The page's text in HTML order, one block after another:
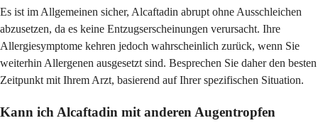
Es ist im Allgemeinen sicher, Alcaftadin abrupt ohne Ausschleichen
abzusetzen, da es keine Entzugserscheinungen verursacht. Ihre
Allergiesymptome kehren jedoch wahrscheinlich zurück, wenn Sie
weiterhin Allergenen ausgesetzt sind. Besprechen Sie daher den besten
Zeitpunkt mit Ihrem Arzt, basierend auf Ihrer spezifischen Situation.
Kann ich Alcaftadin mit anderen Augentropfen